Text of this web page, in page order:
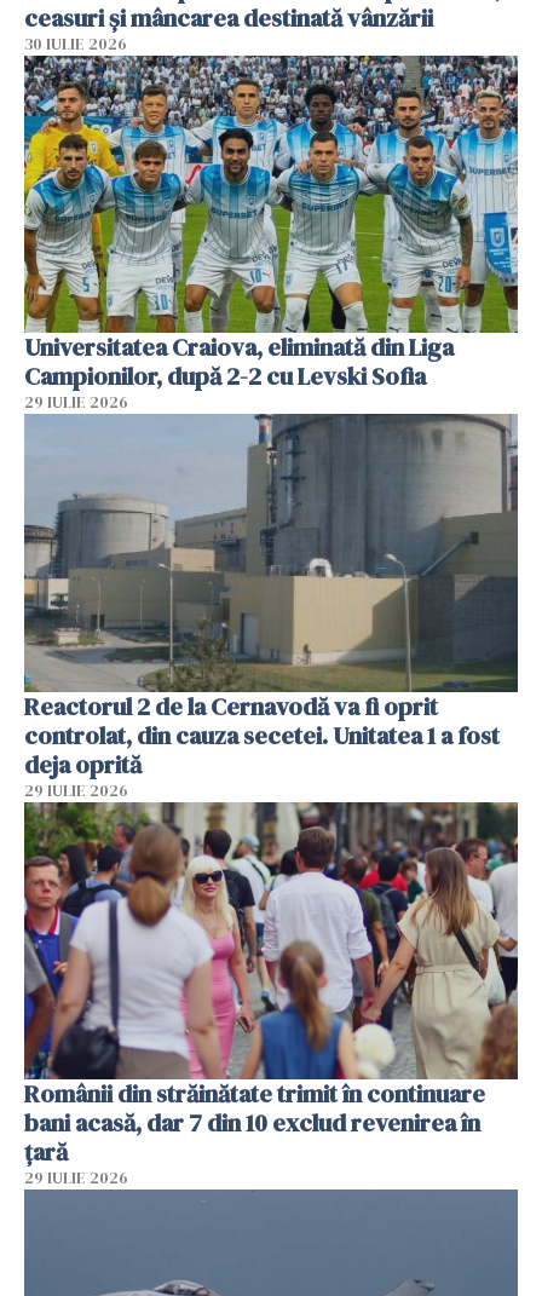
ceasuri și mâncarea destinată vânzării
30 IULIE 2026
Universitatea Craiova, eliminată din Liga
Campionilor, după 2-2 cu Levski Sofia
29 IULIE 2026
Reactorul 2 de la Cernavodă va fi oprit
controlat, din cauza secetei. Unitatea 1 a fost
deja oprită
29 IULIE 2026
Românii din străinătate trimit în continuare
bani acasă, dar 7 din 10 exclud revenirea în
țară
29 IULIE 2026